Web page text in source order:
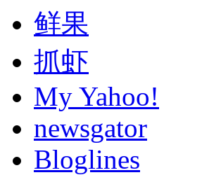
鲜果
抓虾
My Yahoo!
newsgator
Bloglines